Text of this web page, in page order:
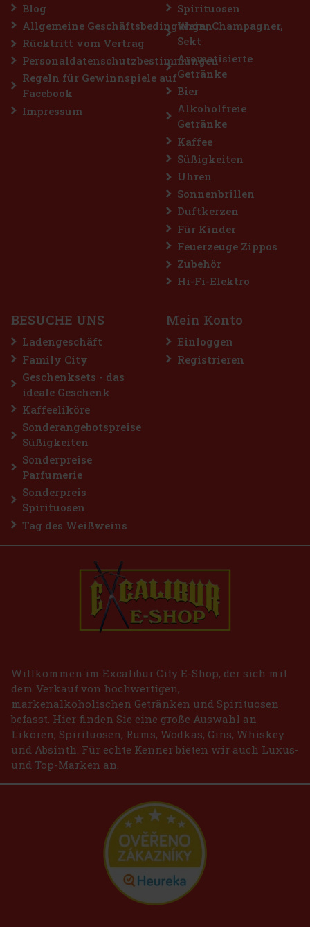
Blog
Allgemeine Geschäftsbedingungen
Rücktritt vom Vertrag
Personaldatenschutzbestimmungen
Regeln für Gewinnspiele auf
Facebook
Impressum
Spirituosen
Wein, Champagner,
Sekt
Aromatisierte
Getränke
Bier
Alkoholfreie
Getränke
Kaffee
Süßigkeiten
Uhren
Sonnenbrillen
Duftkerzen
Für Kinder
Feuerzeuge Zippos
Zubehör
Hi-Fi-Elektro
BESUCHE UNS
Ladengeschäft
Family City
Geschenksets - das
ideale Geschenk
Kaffeeliköre
Sonderangebotspreise
Süßigkeiten
Sonderpreise
Parfumerie
Sonderpreis
Spirituosen
Tag des Weißweins
Mein Konto
Einloggen
Registrieren
Willkommen im Excalibur City E-Shop, der sich mit
dem Verkauf von hochwertigen,
markenalkoholischen Getränken und Spirituosen
befasst. Hier finden Sie eine große Auswahl an
Likören, Spirituosen, Rums, Wodkas, Gins, Whiskey
und Absinth. Für echte Kenner bieten wir auch Luxus-
und Top-Marken an.